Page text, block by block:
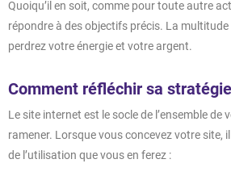
Quoiqu’il en soit, comme pour toute autre
répondre à des objectifs précis. La
perdrez votre énergie et votre argent.
Comment réfléchir sa
Le site internet est le socle de l’ensemble
ramener. Lorsque vous concevez votre site,
de l’utilisation que vous en ferez :